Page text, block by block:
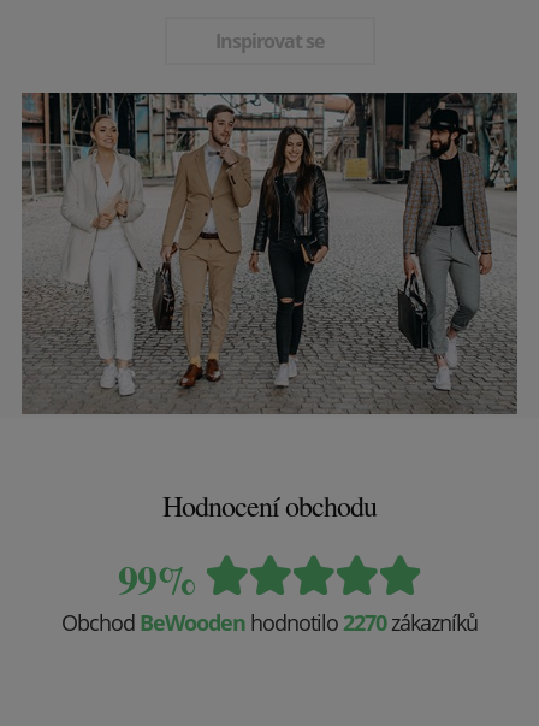
Inspirovat se
Hodnocení obchodu
99%
Obchod BeWooden hodnotilo 2270zákazníků